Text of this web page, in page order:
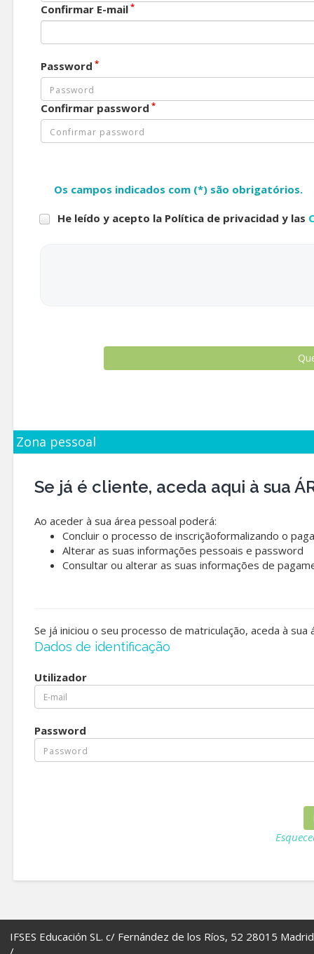
Confirmar E-mail *
Password *
Confirmar password *
Os campos indicados com (*) são obrigatórios.
He leído y acepto la Política de privacidad y las
Zona pessoal
Se já é cliente, aceda aqui à sua
Ao aceder à sua área pessoal poderá:
Concluir o processo de inscriçãoformalizando o
Alterar as suas informações pessoais e password
Consultar ou alterar as suas informações de
Se já iniciou o seu processo de matriculação, aceda à
Dados de identificação
Utilizador
Password
IFSES Educación SL. c/ Fernández de los Ríos, 52 28015